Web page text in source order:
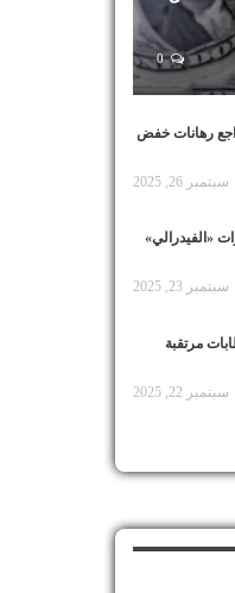
0
رهانات خفض
سبتمبر 26, 2025
«الفيدرالي»
سبتمبر 23, 2025
مرتقبة
سبتمبر 22, 2025